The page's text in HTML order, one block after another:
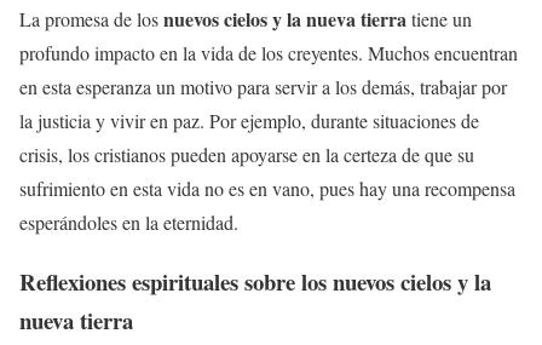
La promesa de losnuevos cielos y la nueva tierratiene un
profundo impacto en la vida de los creyentes. Muchos encuentran
en esta esperanza un motivo para servir a los demás, trabajar por
la justicia y vivir en paz. Por ejemplo, durante situaciones de
crisis, los cristianos pueden apoyarse en la certeza de que su
sufrimiento en esta vida no es en vano, pues hay una recompensa
esperándoles en la eternidad.
Reflexiones espirituales sobre losnuevos cielos y la
nueva tierra